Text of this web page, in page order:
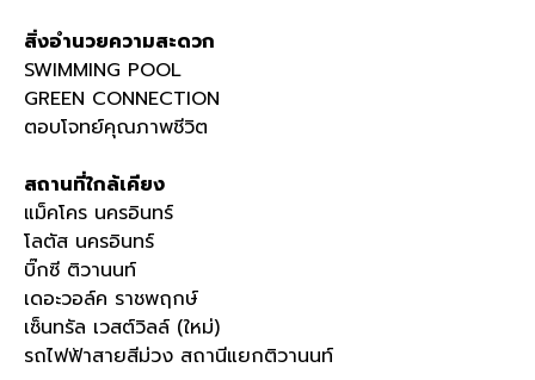
สิ่งอำนวยความสะดวก
SWIMMING POOL
GREEN CONNECTION
ตอบโจทย์คุณภาพชีวิต
สถานที่ใกล้เคียง
แม็คโคร นครอินทร์
โลตัส นครอินทร์
บิ๊กซี ติวานนท์
เดอะวอล์ค ราชพฤกษ์
เซ็นทรัล เวสต์วิลล์ (ใหม่)
รถไฟฟ้าสายสีม่วง สถานีแยกติวานนท์